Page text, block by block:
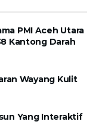
PMI Aceh Utara
Kantong Darah
Wayang Kulit
Yang Interaktif